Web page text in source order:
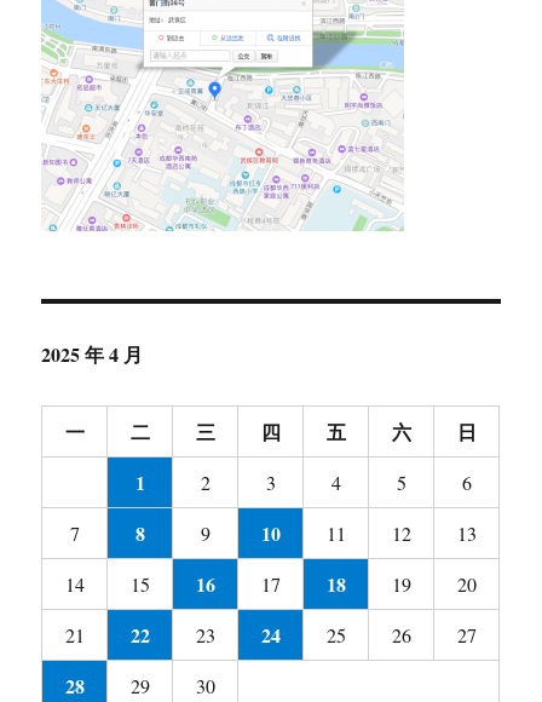
2025 年 4 月
一 二 三 四 五 六
日
1
2 3 4 5
6
7
8 9 10 11 12
13
14
15 16 17 18 19
20
21
22 23 24 25 26 27
28 29
30